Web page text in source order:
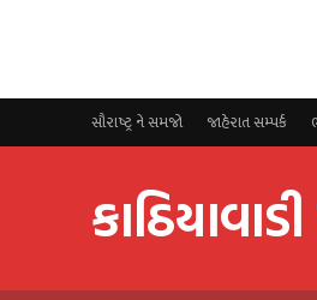
સૌરાષ્ટ્ર ને સમજો જાહેરાત સમ્પર્ક